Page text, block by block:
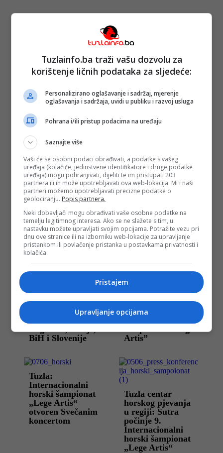
Više na istu temu
horski šampionat
“Lege Artis”:
Pobjednički pečat
Bugarske, Srbije,
BiH i Slovenije
“Mariborski
oktet” najbolji
ansambl
Internacionalnog
šampionata “Lege
Artis”
Tuzla:
Internacionalni
horski šampionat
„Lege Artis“
otvoren Svečanim
koncertom
Tuzla centar
horskog pjevanja
u regiji: Sutra
počinje 9.
Internacionalni
horski šampionat
„Lege Artis“
Tuzlainfo.ba traži vašu dozvolu za
korištenje ličnih podataka za sljedeće:
Personalizirano oglašavanje i sadržaj, mjerenje
oglašavanja i sadržaja, uvidi u publiku i razvoj usluga
Pohrana i/ili pristup podacima na uređaju
Saznajte više
Vaši će se osobni podaci obrađivati, a podatke s vašeg
uređaja (kolačiće, jedinstvene identifikatore i druge podatke
uređaja) mogu pohranjivati, dijeliti te im pristupati 203
partnera ili ih može upotrebljavati ova web-lokacija. Mi i naši
partneri možemo upotrebljavati precizne podatke o
geolociranju. Popis partnera.
Neki dobavljači mogu obrađivati vaše osobne podatke na
temelju legitimnog interesa. Ako se ne slažete s tim, u
nastavku možete upravljati svojim opcijama. Potražite vezu pri
dnu ove stranice ili na izborniku web-lokacije za upravljanje
pristankom ili povlačenje pristanka u postavkama privatnosti i
kolačića.
Pristajem
Upravljanje opcijama